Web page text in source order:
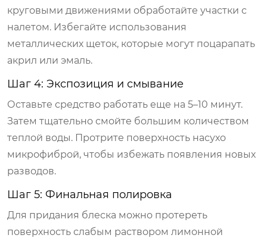
круговыми движениями обработайте участки с
налетом. Избегайте использования
металлических щеток, которые могут поцарапать
акрил или эмаль.
Шаг 4: Экспозиция и смывание
Оставьте средство работать еще на 5–10 минут.
Затем тщательно смойте большим количеством
теплой воды. Протрите поверхность насухо
микрофиброй, чтобы избежать появления новых
разводов.
Шаг 5: Финальная полировка
Для придания блеска можно протереть
поверхность слабым раствором лимонной